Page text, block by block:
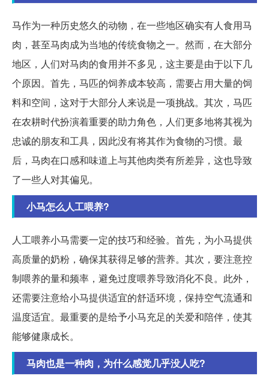
马作为一种历史悠久的动物，在一些地区确实有人食用马
肉，甚至马肉成为当地的传统食物之一。然而，在大部分
地区，人们对马肉的食用并不多见，这主要是由于以下几
个原因。首先，马匹的饲养成本较高，需要占用大量的饲
料和空间，这对于大部分人来说是一项挑战。其次，马匹
在农耕时代扮演着重要的助力角色，人们更多地将其视为
忠诚的朋友和工具，因此没有将其作为食物的习惯。最
后，马肉在口感和味道上与其他肉类有所差异，这也导致
了一些人对其偏见。
小马怎么人工喂养?
人工喂养小马需要一定的技巧和经验。首先，为小马提供
高质量的奶粉，确保其获得足够的营养。其次，要注意控
制喂养的量和频率，避免过度喂养导致消化不良。此外，
还需要注意给小马提供适宜的舒适环境，保持空气流通和
温度适宜。最重要的是给予小马充足的关爱和陪伴，使其
能够健康成长。
马肉也是一种肉，为什么感觉几乎没人吃?